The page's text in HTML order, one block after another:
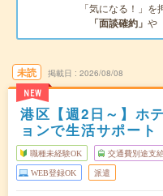
「気になる！」
「面談確約」 や
未読
NEW
掲載日 2026/08/08
港区【週2日～】ホ
ョンで生活サポート
職種未経験OK 交通費別途支
WEB登録OK 派遣